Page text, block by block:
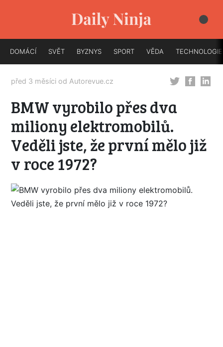
DOMÁCÍ SVĚT BYZNYS SPORT VĚDA TECHNOLOGIE
před 3 měsíci od Autorevue.cz
BMW vyrobilo přes dva
miliony elektromobilů.
Veděli jste, že první mělo již
v roce 1972?